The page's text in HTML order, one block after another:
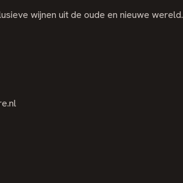
wijnen uit de oude en nieuwe wereld.